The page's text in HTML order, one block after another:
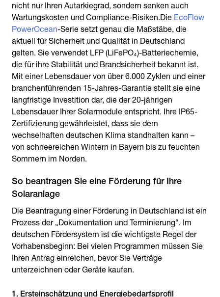
nicht nur Ihren Autarkiegrad, sondern senken auch
Wartungskosten und Compliance-Risiken.Die EcoFlow
PowerOcean-Serie setzt genau die Maßstäbe, die
aktuell für Sicherheit und Qualität in Deutschland
gelten. Sie verwendet LFP (LiFePO₄)-Batteriechemie,
die für ihre Stabilität und Brandsicherheit bekannt ist.
Mit einer Lebensdauer von über 6.000 Zyklen und einer
branchenführenden 15-Jahres-Garantie stellt sie eine
langfristige Investition dar, die der 20-jährigen
Lebensdauer Ihrer Solarmodule entspricht. Ihre IP65-
Zertifizierung gewährleistet, dass sie dem
wechselhaften deutschen Klima standhalten kann –
von schneereichen Wintern in Bayern bis zu feuchten
Sommern im Norden.
So beantragen Sie eine Förderung für Ihre
Solaranlage
Die Beantragung einer Förderung in Deutschland ist ein
Prozess der „Dokumentation und Terminierung“. Im
deutschen Fördersystem ist die wichtigste Regel der
Vorhabensbeginn: Bei vielen Programmen müssen Sie
Ihren Antrag einreichen, bevor Sie Verträge
unterzeichnen oder Geräte kaufen.
1. Ersteinschätzung und Energiebedarfsprofil